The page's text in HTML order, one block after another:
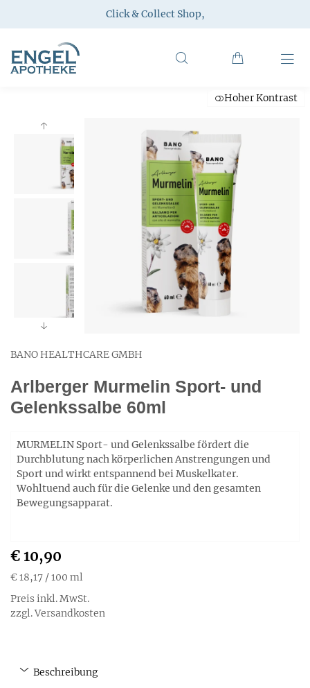
Click & Collect Shop,
Hoher Kontrast
BANO HEALTHCARE GMBH
Arlberger Murmelin Sport- und
Gelenkssalbe 60ml
MURMELIN Sport- und Gelenkssalbe fördert die
Durchblutung nach körperlichen Anstrengungen und
Sport und wirkt entspannend bei Muskelkater.
Wohltuend auch für die Gelenke und den gesamten
Bewegungsapparat.
€ 10,90
€ 18,17 / 100 ml
Preis inkl. MwSt.
zzgl. Versandkosten
Beschreibung